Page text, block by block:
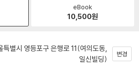
eBook
10,500원
특별시 영등포구 은행로 11(여의도동,
일신빌딩)
변경